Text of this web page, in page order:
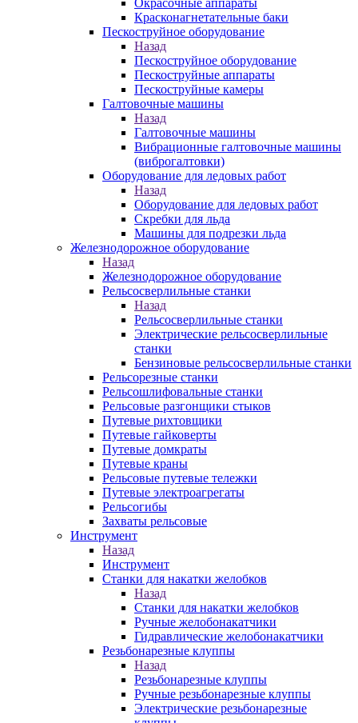
Окрасочные аппараты
Красконагнетательные баки
Пескоструйное оборудование
Назад
Пескоструйное оборудование
Пескоструйные аппараты
Пескоструйные камеры
Галтовочные машины
Назад
Галтовочные машины
Вибрационные галтовочные машины
(виброгалтовки)
Оборудование для ледовых работ
Назад
Оборудование для ледовых работ
Скребки для льда
Машины для подрезки льда
Железнодорожное оборудование
Назад
Железнодорожное оборудование
Рельсосверлильные станки
Назад
Рельсосверлильные станки
Электрические рельсосверлильные
станки
Бензиновые рельсосверлильные станки
Рельсорезные станки
Рельсошлифовальные станки
Рельсовые разгонщики стыков
Путевые рихтовщики
Путевые гайковерты
Путевые домкраты
Путевые краны
Рельсовые путевые тележки
Путевые электроагрегаты
Рельсогибы
Захваты рельсовые
Инструмент
Назад
Инструмент
Станки для накатки желобков
Назад
Станки для накатки желобков
Ручные желобонакатчики
Гидравлические желобонакатчики
Резьбонарезные клуппы
Назад
Резьбонарезные клуппы
Ручные резьбонарезные клуппы
Электрические резьбонарезные